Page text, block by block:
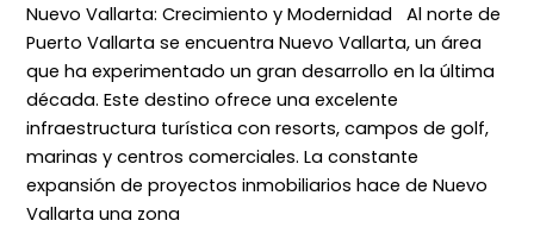
Nuevo Vallarta: Crecimiento y Modernidad Al norte de
Puerto Vallarta se encuentra Nuevo Vallarta, un área
que ha experimentado un gran desarrollo en la última
década. Este destino ofrece una excelente
infraestructura turística con resorts, campos de golf,
marinas y centros comerciales. La constante
expansión de proyectos inmobiliarios hace de Nuevo
Vallarta una zona